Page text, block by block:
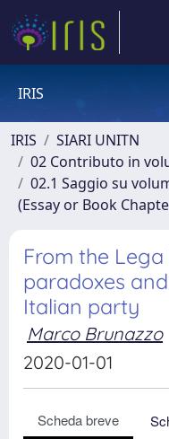
IRIS
IRIS
SIARI UNITN
02 Contributo in
02.1 Saggio su
(Essay or Book
From the
paradoxes
Italian party
Marco Brunazzo
2020-01-01
Scheda breve